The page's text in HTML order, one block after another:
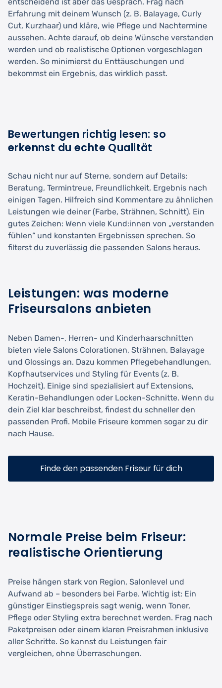
Erfahrung mit deinem Wunsch (z. B. Balayage, Curly
Cut, Kurzhaar) und kläre, wie Pflege und Nachtermine
aussehen. Achte darauf, ob deine Wünsche verstanden
werden und ob realistische Optionen vorgeschlagen
werden. So minimierst du Enttäuschungen und
bekommst ein Ergebnis, das wirklich passt.
Bewertungen richtig lesen: so
erkennst du echte Qualität
Schau nicht nur auf Sterne, sondern auf Details:
Beratung, Termintreue, Freundlichkeit, Ergebnis nach
einigen Tagen. Hilfreich sind Kommentare zu ähnlichen
Leistungen wie deiner (Farbe, Strähnen, Schnitt). Ein
gutes Zeichen: Wenn viele Kund:innen von „verstanden
fühlen“ und konstanten Ergebnissen sprechen. So
filterst du zuverlässig die passenden Salons heraus.
Leistungen: was moderne
Friseursalons anbieten
Neben Damen-, Herren- und Kinderhaarschnitten
bieten viele Salons Colorationen, Strähnen, Balayage
und Glossings an. Dazu kommen Pflegebehandlungen,
Kopfhautservices und Styling für Events (z. B.
Hochzeit). Einige sind spezialisiert auf Extensions,
Keratin-Behandlungen oder Locken-Schnitte. Wenn du
dein Ziel klar beschreibst, findest du schneller den
passenden Profi. Mobile Friseure kommen sogar zu dir
nach Hause.
Finde den passenden Friseur für dich
Normale Preise beim Friseur:
realistische Orientierung
Preise hängen stark von Region, Salonlevel und
Aufwand ab – besonders bei Farbe. Wichtig ist: Ein
günstiger Einstiegspreis sagt wenig, wenn Toner,
Pflege oder Styling extra berechnet werden. Frag nach
Paketpreisen oder einem klaren Preisrahmen inklusive
aller Schritte. So kannst du Leistungen fair
vergleichen, ohne Überraschungen.